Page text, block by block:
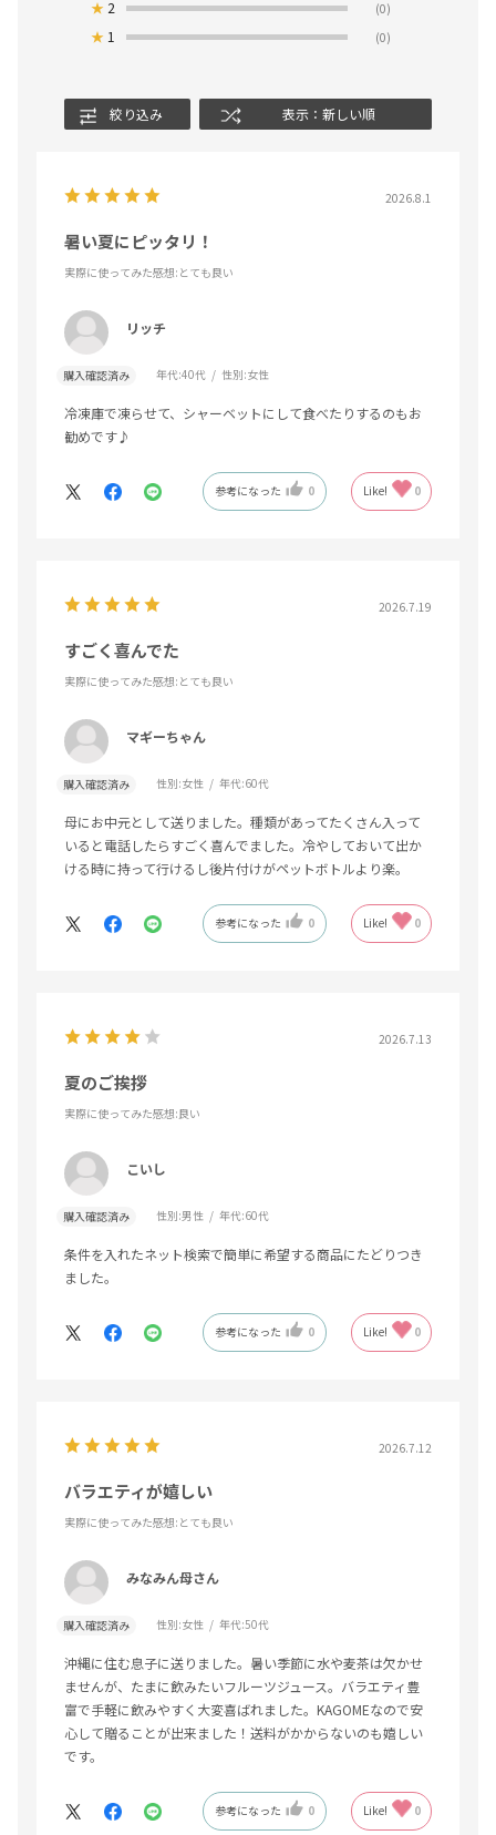
★ 2 (0)
★ 1 (0)
絞り込み 表示：新しい順
2026.8.1
暑い夏にピッタリ！
実際に使ってみた感想:とても良い
リッチ
購入確認済み 年代:40代 性別:女性
冷凍庫で凍らせて、シャーベットにして食べたりするのもお
勧めです♪
参考になった 0 Like! 0
2026.7.19
すごく喜んでた
実際に使ってみた感想:とても良い
マギーちゃん
購入確認済み 性別:女性 年代:60代
母にお中元として送りました。種類があってたくさん入って
いると電話したらすごく喜んでました。冷やしておいて出か
ける時に持って行けるし後片付けがペットボトルより楽。
参考になった 0 Like! 0
2026.7.13
夏のご挨拶
実際に使ってみた感想:良い
こいし
購入確認済み 性別:男性 年代:60代
条件を入れたネット検索で簡単に希望する商品にたどりつき
ました。
参考になった 0 Like! 0
2026.7.12
バラエティが嬉しい
実際に使ってみた感想:とても良い
みなみん母さん
購入確認済み 性別:女性 年代:50代
沖縄に住む息子に送りました。暑い季節に水や麦茶は欠かせ
ませんが、たまに飲みたいフルーツジュース。バラエティ豊
富で手軽に飲みやすく大変喜ばれました。KAGOMEなので安
心して贈ることが出来ました！送料がかからないのも嬉しい
です。
参考になった 0 Like! 0